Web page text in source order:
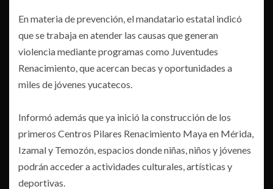
En materia de prevención, el mandatario estatal indicó
que se trabaja en atender las causas que generan
violencia mediante programas como Juventudes
Renacimiento, que acercan becas y oportunidades a
miles de jóvenes yucatecos.
Informó además que ya inició la construcción de los
primeros Centros Pilares Renacimiento Maya en Mérida,
Izamal y Temozón, espacios donde niñas, niños y jóvenes
podrán acceder a actividades culturales, artísticas y
deportivas.